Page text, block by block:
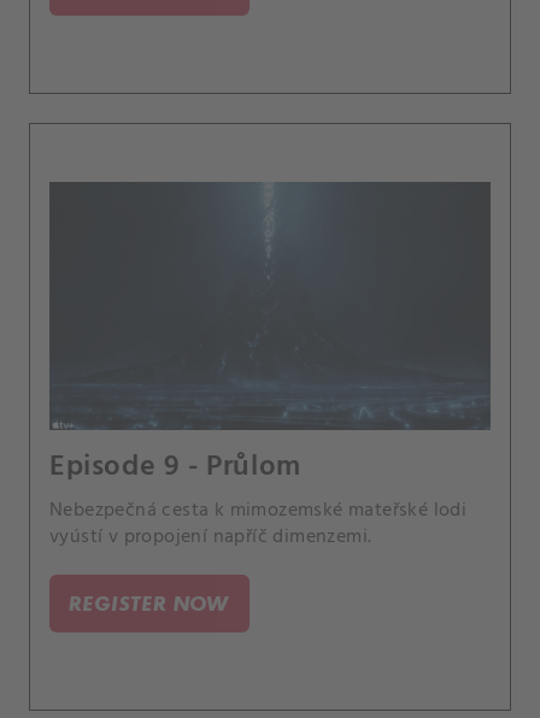
Episode 9 - Průlom
Nebezpečná cesta k mimozemské mateřské lodi
vyústí v propojení napříč dimenzemi.
REGISTER NOW